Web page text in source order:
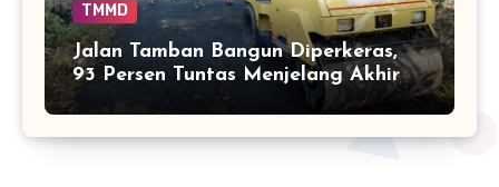
TMMD
Jalan Tamban Bangun Diperkeras,
93 Persen Tuntas Menjelang Akhir
TMMD